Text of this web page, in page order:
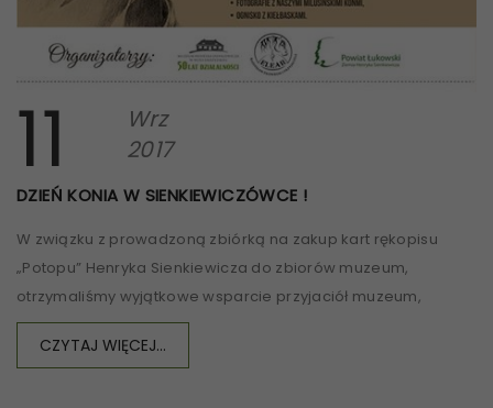
11
Wrz
2017
DZIEŃ KONIA W SIENKIEWICZÓWCE !
W związku z prowadzoną zbiórką na zakup kart rękopisu
„Potopu” Henryka Sienkiewicza do zbiorów muzeum,
otrzymaliśmy wyjątkowe wsparcie przyjaciół muzeum,
CZYTAJ WIĘCEJ...